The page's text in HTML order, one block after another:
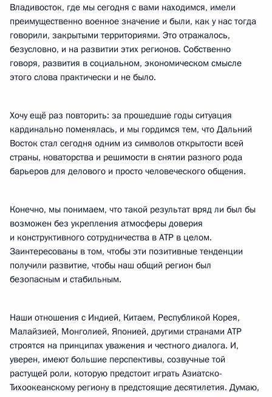
Владивосток, где мы сегодня с вами находимся, имели
преимущественно военное значение и были, как у нас тогда
говорили, закрытыми территориями. Это отражалось,
безусловно, и на развитии этих регионов. Собственно
говоря, развития в социальном, экономическом смысле
этого слова практически и не было.
Хочу ещё раз повторить: за прошедшие годы ситуация
кардинально поменялась, и мы гордимся тем, что Дальний
Восток стал сегодня одним из символов открытости всей
страны, новаторства и решимости в снятии разного рода
барьеров для делового и просто человеческого общения.
Конечно, мы понимаем, что такой результат вряд ли был бы
возможен без укрепления атмосферы доверия
и конструктивного сотрудничества в АТР в целом.
Заинтересованы в том, чтобы эти позитивные тенденции
получили развитие, чтобы наш общий регион был
безопасным и стабильным.
Наши отношения с Индией, Китаем, Республикой Корея,
Малайзией, Монголией, Японией, другими странами АТР
строятся на принципах уважения и честного диалога. И,
уверен, имеют большие перспективы, созвучные той
растущей роли, которую предстоит играть Азиатско-
Тихоокеанскому региону в предстоящие десятилетия. Думаю,